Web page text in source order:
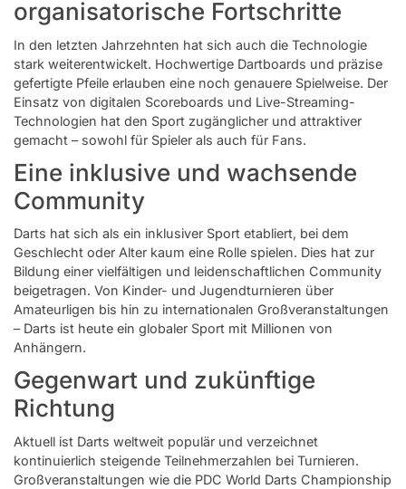
organisatorische Fortschritte
In den letzten Jahrzehnten hat sich auch die Technologie
stark weiterentwickelt. Hochwertige Dartboards und präzise
gefertigte Pfeile erlauben eine noch genauere Spielweise. Der
Einsatz von digitalen Scoreboards und Live-Streaming-
Technologien hat den Sport zugänglicher und attraktiver
gemacht – sowohl für Spieler als auch für Fans.
Eine inklusive und wachsende
Community
Darts hat sich als ein inklusiver Sport etabliert, bei dem
Geschlecht oder Alter kaum eine Rolle spielen. Dies hat zur
Bildung einer vielfältigen und leidenschaftlichen Community
beigetragen. Von Kinder- und Jugendturnieren über
Amateurligen bis hin zu internationalen Großveranstaltungen
– Darts ist heute ein globaler Sport mit Millionen von
Anhängern.
Gegenwart und zukünftige
Richtung
Aktuell ist Darts weltweit populär und verzeichnet
kontinuierlich steigende Teilnehmerzahlen bei Turnieren.
Großveranstaltungen wie die PDC World Darts Championship